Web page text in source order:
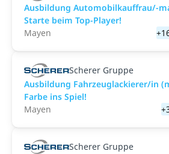
Ausbildung Automobilkauffrau/-
Starte beim Top-Player!
Mayen
Scherer Gruppe
Ausbildung Fahrzeuglackierer/in
Farbe ins Spiel!
Mayen
Scherer Gruppe